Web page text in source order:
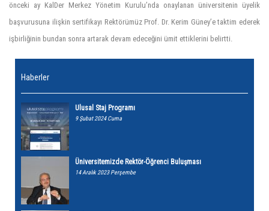
önceki ay KalDer Merkez Yönetim Kurulu’nda onaylanan üniversitenin üyelik
başvurusuna ilişkin sertifikayı Rektörümüz Prof. Dr. Kerim Güney’e taktim ederek
işbirliğinin bundan sonra artarak devam edeceğini ümit ettiklerini belirtti.
Haberler
Ulusal Staj Programı
9 Şubat 2024 Cuma
Üniversitemizde Rektör-Öğrenci Buluşması
14 Aralık 2023 Perşembe